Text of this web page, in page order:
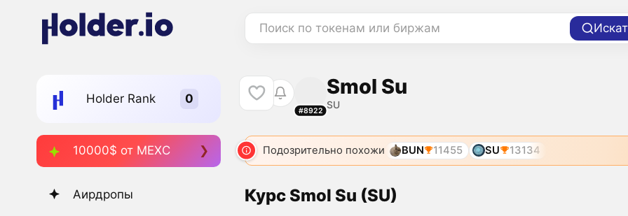
Поиск по токенам или биржам
Holder Rank
10000$ от MEXC
Аирдропы
#8922
Smol Su
SU
Подозрительно похожи BUN 11455 SU 13134
Курс Smol Su (SU)